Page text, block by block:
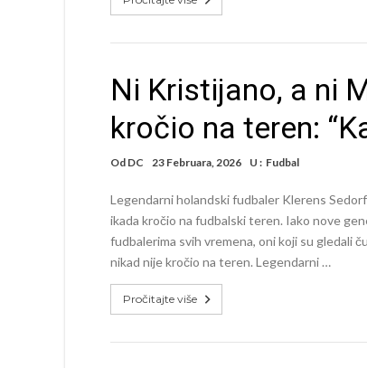
Ni Kristijano, a ni
kročio na teren:
Od DC 23 Februara, 2026 U : Fudbal
Legendarni holandski fudbaler Klerens
ikada kročio na fudbalski teren. Iako nove
fudbalerima svih vremena, oni koji su gledali
nikad nije kročio na teren. Legendarni …
Pročitajte više